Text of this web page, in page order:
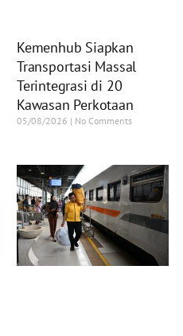
Kemenhub Siapkan
Transportasi Massal
Terintegrasi di 20
Kawasan Perkotaan
05/08/2026 No Comments